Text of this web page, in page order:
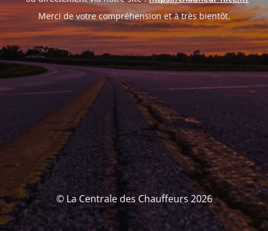
Merci de votre compréhension et à très bientôt.
© La Centrale des Chauffeurs 2026